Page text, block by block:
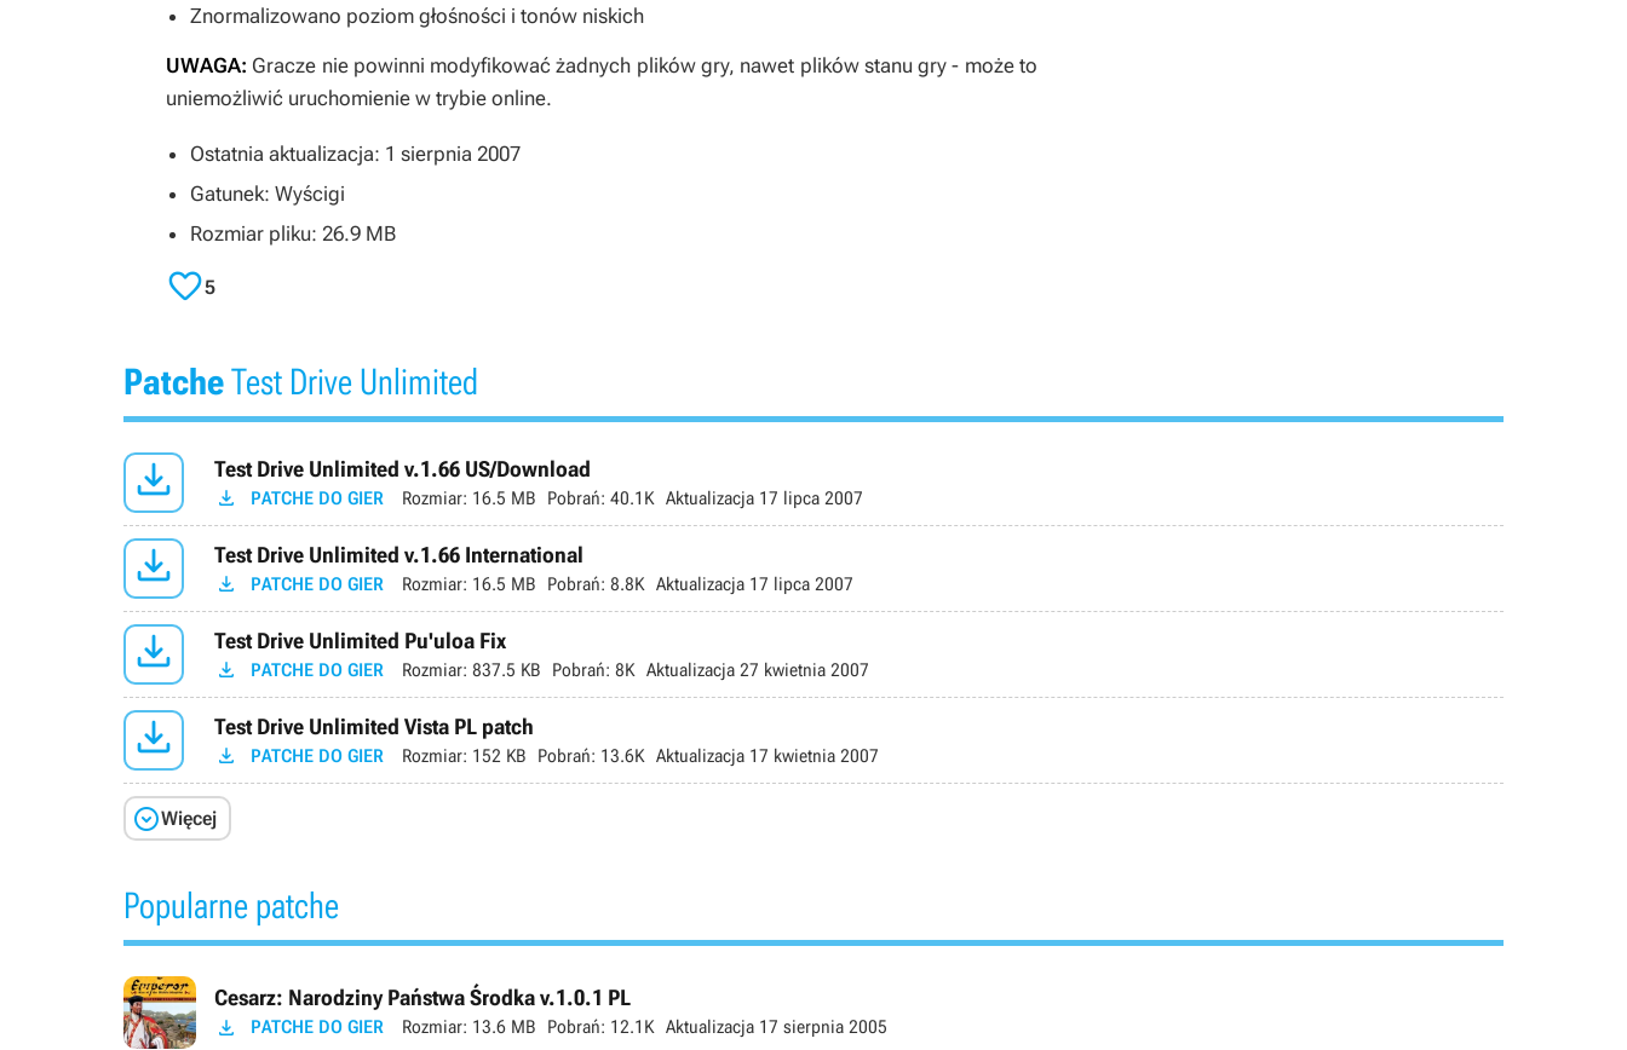
Znormalizowano poziom głośności i tonów niskich
UWAGA: Gracze nie powinni modyfikować żadnych plików gry, nawet plików stanu gry - może to
uniemożliwić uruchomienie w trybie online.
Ostatnia aktualizacja: 1 sierpnia 2007
Gatunek: Wyścigi
Rozmiar pliku: 26.9 MB
5
PatcheTest Drive Unlimited
 Test Drive Unlimited v.1.66 US/Download
 PATCHE DO GIER Rozmiar: 16.5 MB Pobrań: 40.1K Aktualizacja 17 lipca 2007
 Test Drive Unlimited v.1.66 International
 PATCHE DO GIER Rozmiar: 16.5 MB Pobrań: 8.8K Aktualizacja 17 lipca 2007
 Test Drive Unlimited Pu'uloa Fix
 PATCHE DO GIER Rozmiar: 837.5 KB Pobrań: 8K Aktualizacja 27 kwietnia 2007
 Test Drive Unlimited Vista PL patch
 PATCHE DO GIER Rozmiar: 152 KB Pobrań: 13.6K Aktualizacja 17 kwietnia 2007
Więcej
Popularne patche
Cesarz: Narodziny Państwa Środka v.1.0.1 PL
 PATCHE DO GIER Rozmiar: 13.6 MB Pobrań: 12.1K Aktualizacja 17 sierpnia 2005